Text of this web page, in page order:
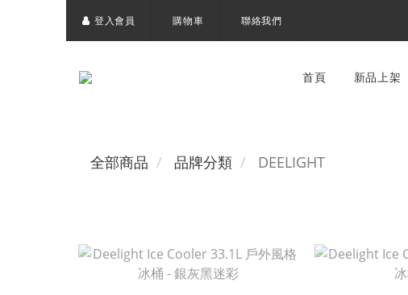
登入會員 購物車 聯絡我們
首頁 新品上架
全部商品 品牌分類 DEELIGHT